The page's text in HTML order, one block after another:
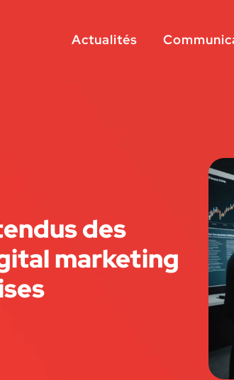
Actualités
des
marketing